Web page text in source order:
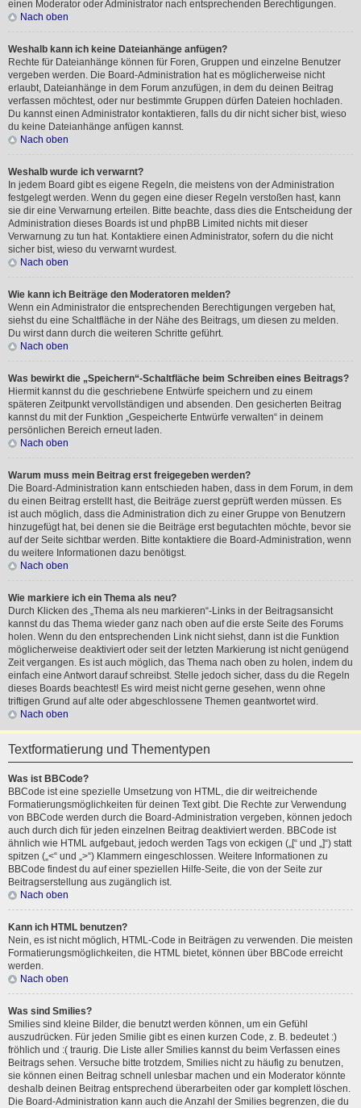
einen Moderator oder Administrator nach entsprechenden Berechtigungen.
Nach oben
Weshalb kann ich keine Dateianhänge anfügen?
Rechte für Dateianhänge können für Foren, Gruppen und einzelne Benutzer
vergeben werden. Die Board-Administration hat es möglicherweise nicht
erlaubt, Dateianhänge in dem Forum anzufügen, in dem du deinen Beitrag
verfassen möchtest, oder nur bestimmte Gruppen dürfen Dateien hochladen.
Du kannst einen Administrator kontaktieren, falls du dir nicht sicher bist, wieso
du keine Dateianhänge anfügen kannst.
Nach oben
Weshalb wurde ich verwarnt?
In jedem Board gibt es eigene Regeln, die meistens von der Administration
festgelegt werden. Wenn du gegen eine dieser Regeln verstoßen hast, kann
sie dir eine Verwarnung erteilen. Bitte beachte, dass dies die Entscheidung der
Administration dieses Boards ist und phpBB Limited nichts mit dieser
Verwarnung zu tun hat. Kontaktiere einen Administrator, sofern du die nicht
sicher bist, wieso du verwarnt wurdest.
Nach oben
Wie kann ich Beiträge den Moderatoren melden?
Wenn ein Administrator die entsprechenden Berechtigungen vergeben hat,
siehst du eine Schaltfläche in der Nähe des Beitrags, um diesen zu melden.
Du wirst dann durch die weiteren Schritte geführt.
Nach oben
Was bewirkt die „Speichern“-Schaltfläche beim Schreiben eines Beitrags?
Hiermit kannst du die geschriebene Entwürfe speichern und zu einem
späteren Zeitpunkt vervollständigen und absenden. Den gesicherten Beitrag
kannst du mit der Funktion „Gespeicherte Entwürfe verwalten“ in deinem
persönlichen Bereich erneut laden.
Nach oben
Warum muss mein Beitrag erst freigegeben werden?
Die Board-Administration kann entschieden haben, dass in dem Forum, in dem
du einen Beitrag erstellt hast, die Beiträge zuerst geprüft werden müssen. Es
ist auch möglich, dass die Administration dich zu einer Gruppe von Benutzern
hinzugefügt hat, bei denen sie die Beiträge erst begutachten möchte, bevor sie
auf der Seite sichtbar werden. Bitte kontaktiere die Board-Administration, wenn
du weitere Informationen dazu benötigst.
Nach oben
Wie markiere ich ein Thema als neu?
Durch Klicken des „Thema als neu markieren“-Links in der Beitragsansicht
kannst du das Thema wieder ganz nach oben auf die erste Seite des Forums
holen. Wenn du den entsprechenden Link nicht siehst, dann ist die Funktion
möglicherweise deaktiviert oder seit der letzten Markierung ist nicht genügend
Zeit vergangen. Es ist auch möglich, das Thema nach oben zu holen, indem du
einfach eine Antwort darauf schreibst. Stelle jedoch sicher, dass du die Regeln
dieses Boards beachtest! Es wird meist nicht gerne gesehen, wenn ohne
triftigen Grund auf alte oder abgeschlossene Themen geantwortet wird.
Nach oben
Textformatierung und Thementypen
Was ist BBCode?
BBCode ist eine spezielle Umsetzung von HTML, die dir weitreichende
Formatierungsmöglichkeiten für deinen Text gibt. Die Rechte zur Verwendung
von BBCode werden durch die Board-Administration vergeben, können jedoch
auch durch dich für jeden einzelnen Beitrag deaktiviert werden. BBCode ist
ähnlich wie HTML aufgebaut, jedoch werden Tags von eckigen („[“ und „]“) statt
spitzen („<“ und „>“) Klammern eingeschlossen. Weitere Informationen zu
BBCode findest du auf einer speziellen Hilfe-Seite, die von der Seite zur
Beitragserstellung aus zugänglich ist.
Nach oben
Kann ich HTML benutzen?
Nein, es ist nicht möglich, HTML-Code in Beiträgen zu verwenden. Die meisten
Formatierungsmöglichkeiten, die HTML bietet, können über BBCode erreicht
werden.
Nach oben
Was sind Smilies?
Smilies sind kleine Bilder, die benutzt werden können, um ein Gefühl
auszudrücken. Für jeden Smilie gibt es einen kurzen Code, z. B. bedeutet :)
fröhlich und :( traurig. Die Liste aller Smilies kannst du beim Verfassen eines
Beitrags sehen. Versuche bitte trotzdem, Smilies nicht zu häufig zu benutzen,
sie können einen Beitrag schnell unlesbar machen und ein Moderator könnte
deshalb deinen Beitrag entsprechend überarbeiten oder gar komplett löschen.
Die Board-Administration kann auch die Anzahl der Smilies begrenzen, die du